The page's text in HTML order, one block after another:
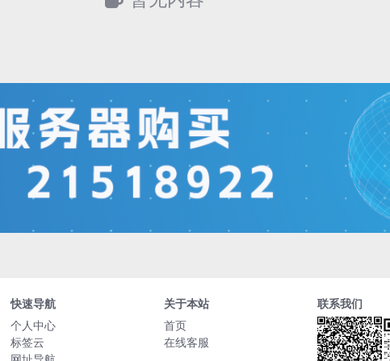
快速导航
个人中心
标签云
关于本站
首页
在线客服
联系我们